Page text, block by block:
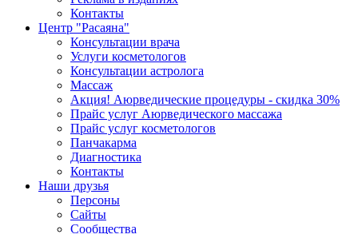
Контакты
Центр "Расаяна"
Консультации врача
Услуги косметологов
Консультации астролога
Массаж
Акция! Аюрведические процедуры - скидка 30%
Прайс услуг Аюрведического массажа
Прайс услуг косметологов
Панчакарма
Диагностика
Контакты
Наши друзья
Персоны
Сайты
Сообщества